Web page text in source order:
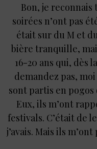
Bon, je reconnais
soirées n’ont pas
était sur du M et
bière tranquille,
16-20 ans qui, dès
demandez pas,
sont partis en
Eux, ils m’ont
festivals. C’était de
j’avais. Mais ils